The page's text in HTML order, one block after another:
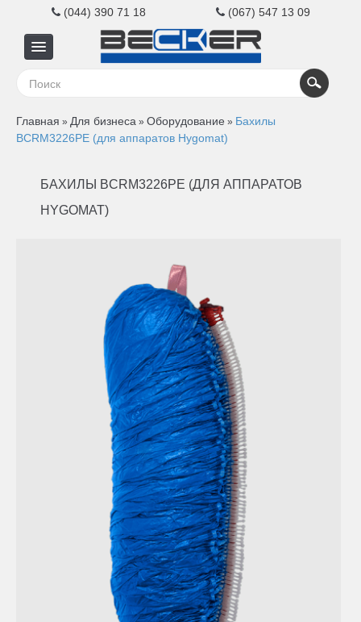
(044) 390 71 18 (067) 547 13 09
Для
Для
Главная » Для бизнеса » Оборудование » Бахилы
BCRM3226PE (для аппаратов Hygomat)
БАХИЛЫ BCRM3226PE (ДЛЯ АППАРАТОВ
HYGOMAT)